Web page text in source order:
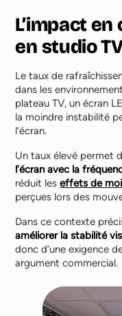
L’impact
en studio
Le taux de
dans les
plateau TV, un écran
la moindre instabilité
l’écran.
Un taux élevé permet
l’écran avec la
réduit leseffets de
perçues lors des
Dans ce contexte
améliorer la stabilité
donc d’une exigence
argument commercial.